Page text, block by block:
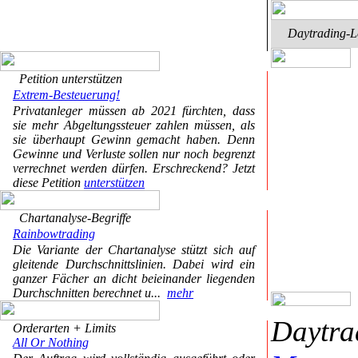
Petition unterstützen
Extrem-Besteuerung!
Privatanleger müssen ab 2021 fürchten, dass
sie mehr Abgeltungssteuer zahlen müssen, als
sie überhaupt Gewinn gemacht haben. Denn
Gewinne und Verluste sollen nur noch begrenzt
verrechnet werden dürfen. Erschreckend? Jetzt
diese Petition unterstützen
Chartanalyse-Begriffe
Rainbowtrading
Die Variante der Chartanalyse stützt sich auf
gleitende Durchschnittslinien. Dabei wird ein
ganzer Fächer an dicht beieinander liegenden
Durchschnitten berechnet u... mehr
Orderarten + Limits
All Or Nothing